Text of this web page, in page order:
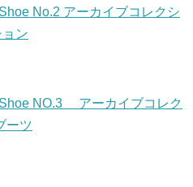
No.2 アーカイブコレクシ
ン
NO.3 アーカイブコレク
ーツ